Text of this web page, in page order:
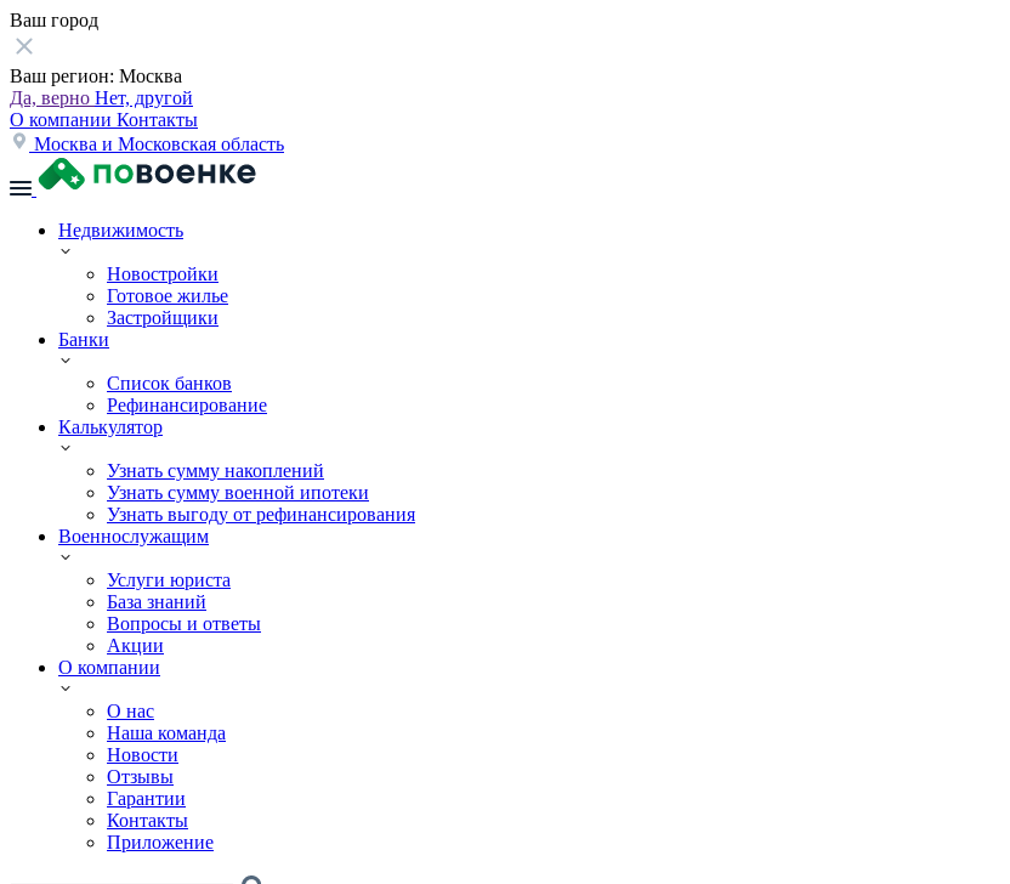
Ваш город
Ваш регион: Москва
Да, верно Нет, другой
О компании Контакты
Москва и Московская область
Недвижимость
Новостройки
Готовое жилье
Застройщики
Банки
Список банков
Рефинансирование
Калькулятор
Узнать сумму накоплений
Узнать сумму военной ипотеки
Узнать выгоду от рефинансирования
Военнослужащим
Услуги юриста
База знаний
Вопросы и ответы
Акции
О компании
О нас
Наша команда
Новости
Отзывы
Гарантии
Контакты
Приложение